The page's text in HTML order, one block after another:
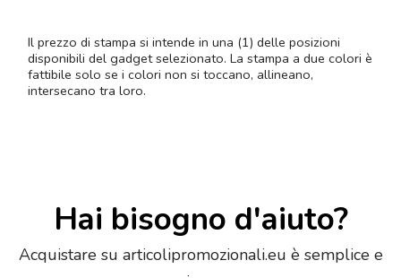
Il prezzo di stampa si intende in una (1) delle posizioni
disponibili del gadget selezionato. La stampa a due colori è
fattibile solo se i colori non si toccano, allineano,
intersecano tra loro.
Hai bisogno d'aiuto?
Acquistare su articolipromozionali.eu è semplice e